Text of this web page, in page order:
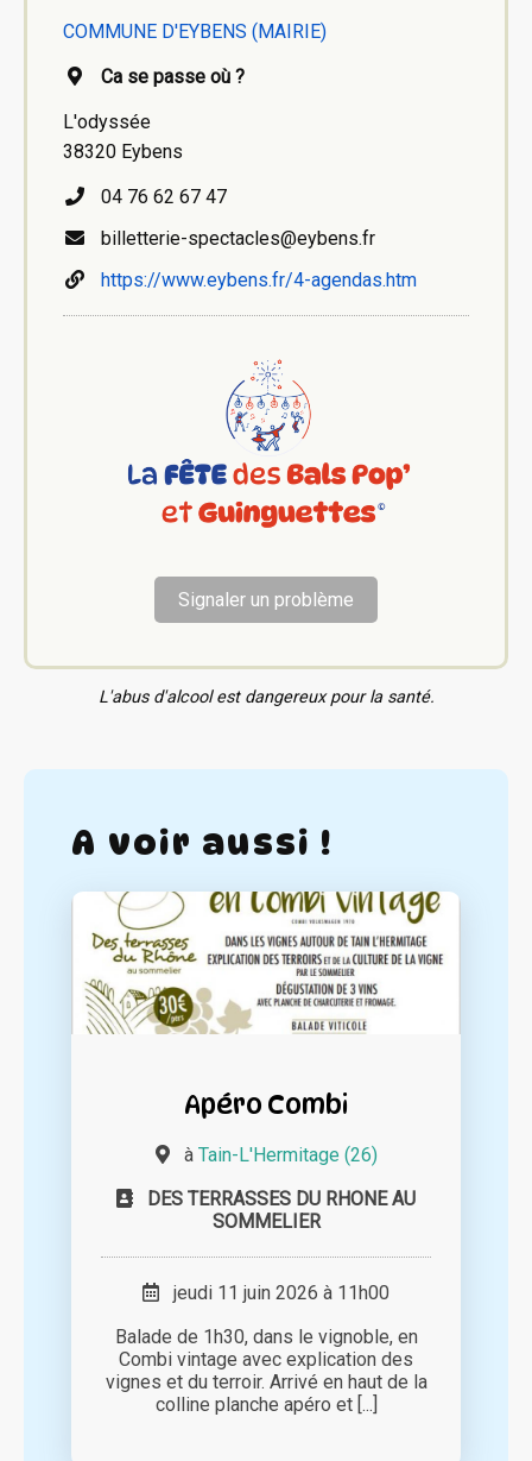
COMMUNE D'EYBENS (MAIRIE)
Ca se passe où ?
L'odyssée
38320 Eybens
04 76 62 67 47
billetterie-spectacles@eybens.fr
https://www.eybens.fr/4-agendas.htm
Signaler un problème
L'abus d'alcool est dangereux pour la santé.
A voir aussi !
Apéro Combi
à Tain-L'Hermitage (26)
DES TERRASSES DU RHONE AU
SOMMELIER
jeudi 11 juin 2026 à 11h00
Balade de 1h30, dans le vignoble, en
Combi vintage avec explication des
vignes et du terroir. Arrivé en haut de la
colline planche apéro et [...]